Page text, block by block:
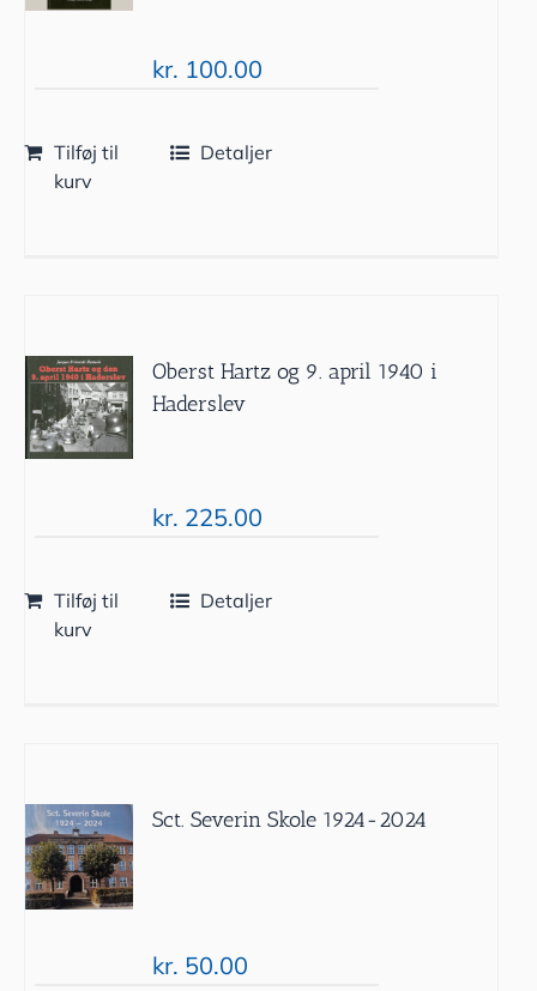
kr. 100.00
Tilføj til
kurv
Detaljer
Oberst Hartz og 9. april 1940 i
Haderslev
kr. 225.00
Tilføj til
kurv
Detaljer
Sct. Severin Skole 1924-2024
kr. 50.00